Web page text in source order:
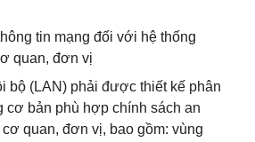
tin mạng đối với hệ thống
quan, đơn vị
bộ (LAN) phải được thiết kế phân
cơ bản phù hợp chính sách an
quan, đơn vị, bao gồm: vùng